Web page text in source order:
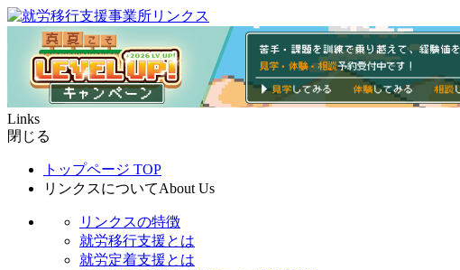
Links
閉じる
トップページ TOP
リンクスについてAbout Us
リンクスの特徴
就労移行支援とは
就労定着支援とは